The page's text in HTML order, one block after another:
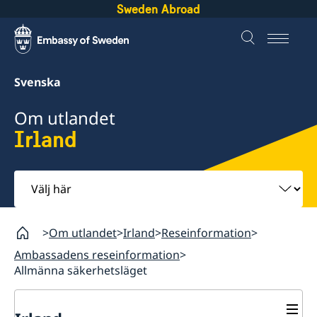
Sweden Abroad
Svenska
Om utlandet
Irland
Välj
här
Om utlandet Irland Reseinformation
Ambassadens reseinformation
Allmänna säkerhetsläget